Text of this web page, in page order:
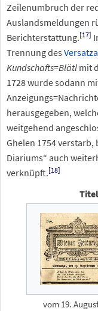
Zeilenumbruch der
Auslandsmeldungen
Berichterstattung.[17]
Trennung des
Kundschafts=Blätl mit
1728 wurde sodann
herausgegeben,
weitgehend
Ghelen 1754 verstarb,
Diariums“ auch
verknüpft.[18]
vom 19.